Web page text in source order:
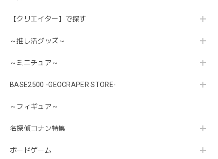
【クリエイター】で探す
～推し活グッズ～
～ミニチュア～
BASE2500 -GEOCRAPER STORE-
～フィギュア～
名探偵コナン特集
ボードゲーム